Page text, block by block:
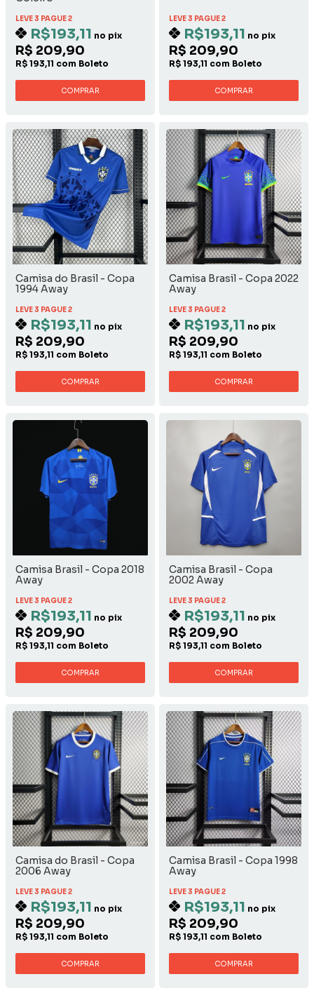
LEVE 3 PAGUE 2
R$193,11 no pix
R$ 209,90
R$ 193,11 com Boleto
COMPRAR
LEVE 3 PAGUE 2
R$193,11 no pix
R$ 209,90
R$ 193,11 com Boleto
COMPRAR
Camisa do Brasil - Copa
1994 Away
LEVE 3 PAGUE 2
R$193,11 no pix
R$ 209,90
R$ 193,11 com Boleto
COMPRAR
Camisa Brasil - Copa 2022
Away
LEVE 3 PAGUE 2
R$193,11 no pix
R$ 209,90
R$ 193,11 com Boleto
COMPRAR
Camisa Brasil - Copa 2018
Away
LEVE 3 PAGUE 2
R$193,11 no pix
R$ 209,90
R$ 193,11 com Boleto
COMPRAR
Camisa Brasil - Copa
2002 Away
LEVE 3 PAGUE 2
R$193,11 no pix
R$ 209,90
R$ 193,11 com Boleto
COMPRAR
Camisa do Brasil - Copa
2006 Away
LEVE 3 PAGUE 2
R$193,11 no pix
R$ 209,90
R$ 193,11 com Boleto
COMPRAR
Camisa Brasil - Copa 1998
Away
LEVE 3 PAGUE 2
R$193,11 no pix
R$ 209,90
R$ 193,11 com Boleto
COMPRAR